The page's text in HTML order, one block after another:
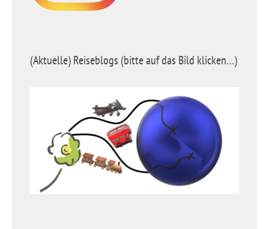
(Aktuelle) Reiseblogs (bitte auf das Bild klicken…)